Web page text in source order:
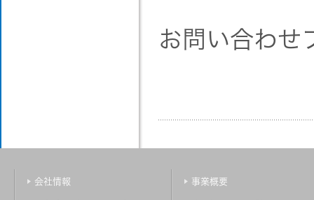
お問い合わせ
会社情報 事業概要